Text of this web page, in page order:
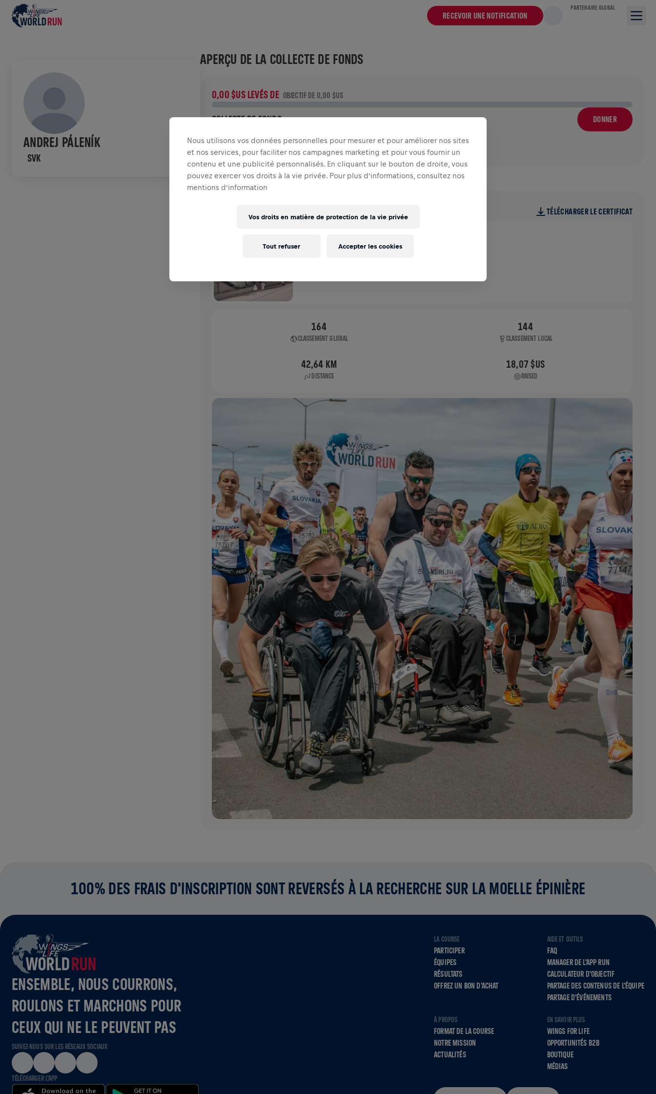
RECEVOIR UNE NOTIFICATION
PARTENAIRE GLOBAL
ANDREJ PÁLENÍK
SVK
APERÇU DE LA COLLECTE DE FONDS
0,00 $US LEVÉS DE OBJECTIF DE 0,00 $US
COLLECTE DE FONDS DONNER
Faites un don pour faire la différence ! 100% de l'argent
collecté est destiné à la recherche sur la moelle épinière.
HISTOIRE
WINGS FOR LIFE WORLD RUN TÉLÉCHARGER LE CERTIFICAT
APP RUN
164
CLASSEMENT GLOBAL
144
CLASSEMENT LOCAL
42,64 KM
DISTANCE
18,07 $US
RAISED
100% DES FRAIS D'INSCRIPTION SONT REVERSÉS À LA RECHERCHE SUR LA MOELLE ÉPINIÈRE
ENSEMBLE, NOUS COURRONS,
ROULONS ET MARCHONS POUR
CEUX QUI NE LE PEUVENT PAS
SUIVEZ-NOUS SUR LES RÉSEAUX SOCIAUX
TÉLÉCHARGER L'APP
LA COURSE
PARTICIPER
ÉQUIPES
RÉSULTATS
OFFREZ UN BON D'ACHAT
AIDE ET OUTILS
FAQ
MANAGER DE L'APP RUN
CALCULATEUR D'OBJECTIF
PARTAGE DES CONTENUS DE L'ÉQUIPE
PARTAGE D'ÉVÉNEMENTS
À PROPOS
FORMAT DE LA COURSE
NOTRE MISSION
ACTUALITÉS
EN SAVOIR PLUS
WINGS FOR LIFE
OPPORTUNITÉS B2B
BOUTIQUE
MÉDIAS
Nous utilisons vos données personnelles pour mesurer et pour améliorer nos sites
et nos services, pour faciliter nos campagnes marketing et pour vous fournir un
contenu et une publicité personnalisés. En cliquant sur le bouton de droite, vous
pouvez exercer vos droits à la vie privée. Pour plus d’informations, consultez nos
mentions d’information
Vos droits en matière de protection de la vie privée
Tout refuser Accepter les cookies